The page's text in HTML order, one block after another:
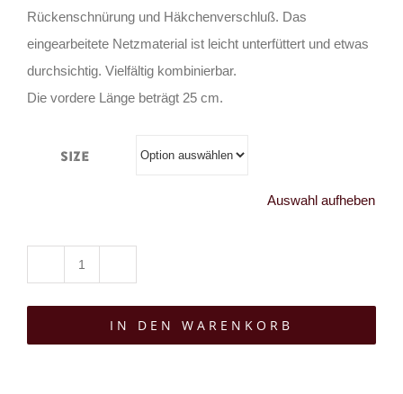
Rückenschnürung und Häkchenverschluß. Das
eingearbeitete Netzmaterial ist leicht unterfüttert und etwas
durchsichtig. Vielfältig kombinierbar.
Die vordere Länge beträgt 25 cm.
Size
Auswahl aufheben
Attic
Taillenmieder
IN DEN WARENKORB